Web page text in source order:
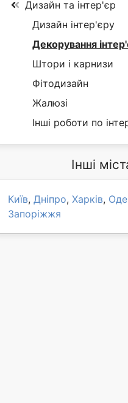
Дизайн та інтер'єр
Дизайн інтер'єру
Декорування
Штори і карнизи
Фітодизайн
Жалюзі
Інші роботи по
Інші
Київ, Дніпро, Харків,
Запоріжжя